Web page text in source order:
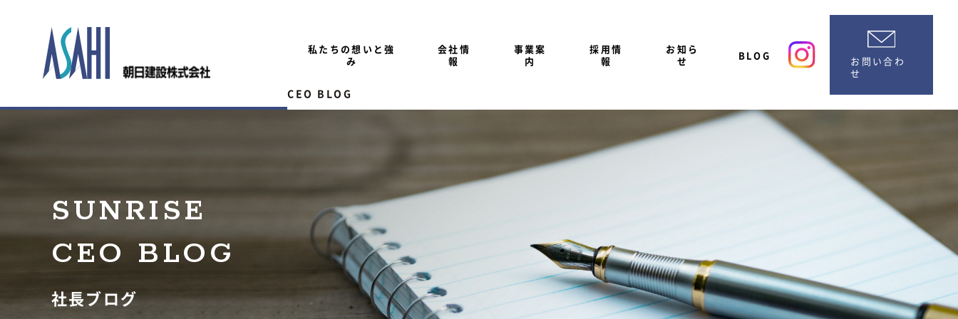
私たちの想いと強
み
会社情
報
事業案
内
採用情
報
お知ら
せ
BLOG
お問い合わ
せ
CEO BLOG
SUNRISE
CEO BLOG
社長ブログ